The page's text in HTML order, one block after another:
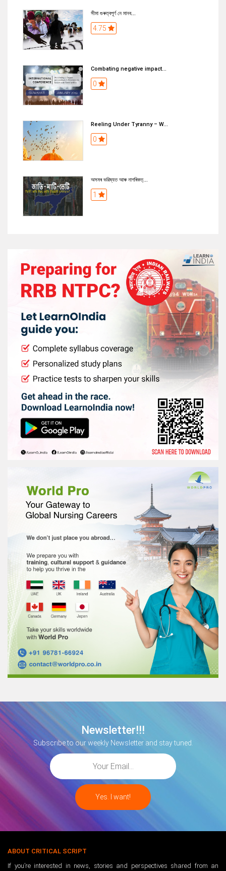
সীমা গুৰুত্বপূৰ্ণ নে মানব...
4.75
Combating negative impact...
0
Reeling Under Tyranny – W...
0
অসমৰ ভৱিষ্যত আৰু নাগৰিকত্...
1
Newsletter!!!
Subscribe to our weekly Newsletter and stay tuned.
ABOUT CRITICAL SCRIPT
If you’re interested in news, stories and perspectives shared from an